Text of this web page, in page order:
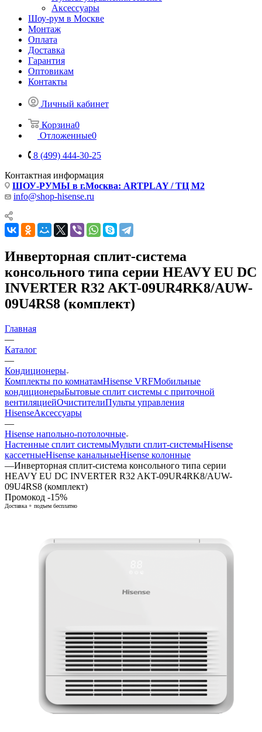
Аксессуары
Шоу-рум в Москве
Монтаж
Оплата
Доставка
Гарантия
Оптовикам
Контакты
Личный кабинет
Корзина0
Отложенные0
8 (499) 444-30-25
Контактная информация
ШОУ-РУМЫ в г.Москва: ARTPLAY / ТЦ М2
info@shop-hisense.ru
Инверторная сплит-система
консольного типа серии HEAVY EU DC
INVERTER R32 AKT-09UR4RK8/AUW-
09U4RS8 (комплект)
Главная
—
Каталог
—
Кондиционеры
Комплекты по комнатамHisense VRFМобильные
кондиционерыБытовые сплит системы с приточной
вентиляциейОчистителиПульты управления
HisenseАксессуары
—
Hisense напольно-потолочные
Настенные сплит системыМульти сплит-системыHisense
кассетныеHisense канальныеHisense колонные
—Инверторная сплит-система консольного типа серии
HEAVY EU DC INVERTER R32 AKT-09UR4RK8/AUW-
09U4RS8 (комплект)
Промокод -15%
Доставка + подъем бесплатно